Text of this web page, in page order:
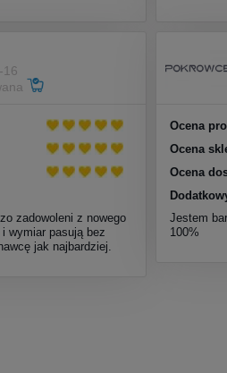
16
zadowoleni z nowego
wymiar pasują bez
jak najbardziej.
Ocena
Ocena
Ocena
Jestem
100%